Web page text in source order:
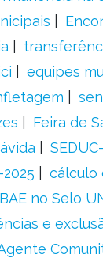
equipes
Feira de
cálculo
BAE no Selo
e